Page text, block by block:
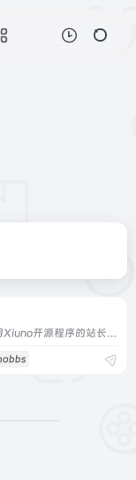
Xiuno BBS开源程序交流论坛，致力于为使用Xiuno开源程序的站长提供海量的Xiuno插件，Xiuno模板，Xiuno使用交流，精准地为各位站长朋友免费提供了大量的资源文件。本站为Xiuno程序爱好者，众位站长，粉丝朋友共同建设的公益性交流论坛。